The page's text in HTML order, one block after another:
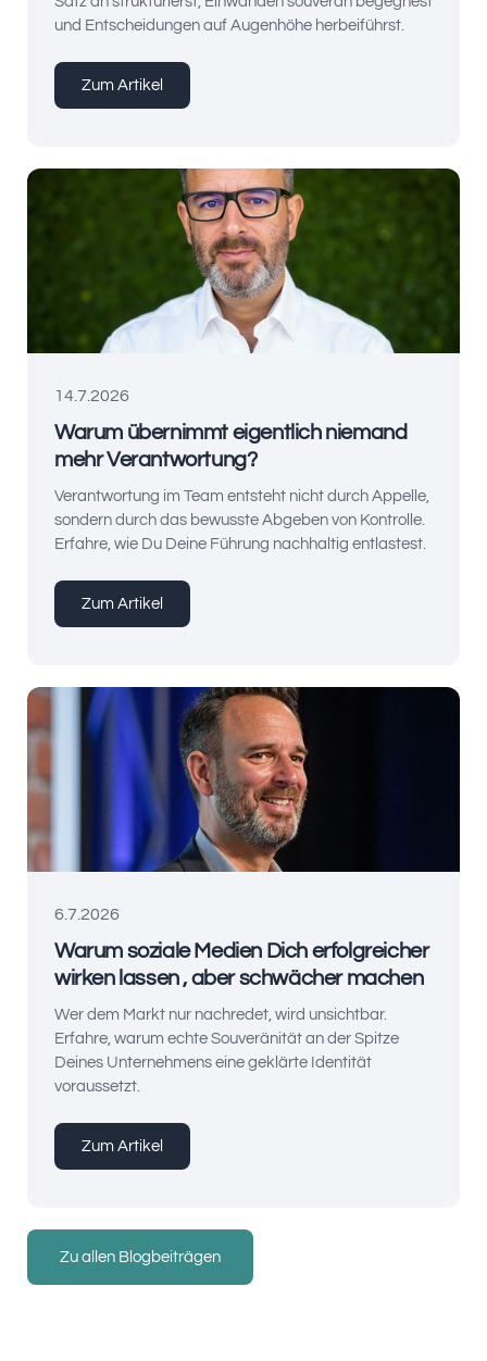
und Entscheidungen auf Augenhöhe herbeiführst.
Zum Artikel
14.7.2026
Warum übernimmt eigentlich niemand
mehr Verantwortung?
Verantwortung im Team entsteht nicht durch Appelle,
sondern durch das bewusste Abgeben von Kontrolle.
Erfahre, wie Du Deine Führung nachhaltig entlastest.
Zum Artikel
6.7.2026
Warum soziale Medien Dich erfolgreicher
wirken lassen , aber schwächer machen
Wer dem Markt nur nachredet, wird unsichtbar.
Erfahre, warum echte Souveränität an der Spitze
Deines Unternehmens eine geklärte Identität
voraussetzt.
Zum Artikel
Zu allen Blogbeiträgen